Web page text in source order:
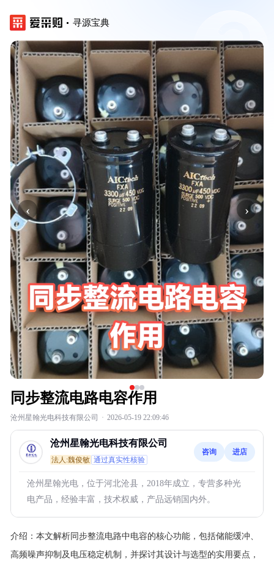
寻源宝典
‹ ›
同步整流电路电容作用
沧州星翰光电科技有限公司 · 2026-05-19 22:09:46
沧州星翰光电科技有限公司
法人:魏俊敏 通过真实性核验
咨询 进店
沧州星翰光电，位于河北沧县，2018年成立，专营多种光
电产品，经验丰富，技术权威，产品远销国内外。
介绍： 本文解析同步整流电路中电容的核心功能，包括储能缓冲、
高频噪声抑制及电压稳定机制，并探讨其设计与选型的实用要点，